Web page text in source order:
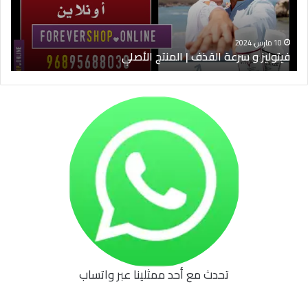
الأصلي
10 مارس، 2024
فيتوليز و سرعة القذف | المنتج الأصلي
تحدث مع أحد ممثلينا عبر واتساب